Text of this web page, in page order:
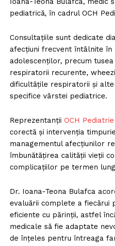
pediatrică, în cadrul OCH
Consultațiile sunt dedicate
afecțiuni frecvent întâlnite în
adolescenților, precum
respiratorii recurente,
dificultățile respiratorii și
specifice vârstei pediatrice.
Reprezentanții OCH Pediatrie
corectă și intervenția
managementul afecțiunilor
îmbunătățirea calității vieții
complicațiilor pe termen
Dr. Ioana-Teona Bulafca
evaluării complete a fiecărui
eficiente cu părinții, astfel
medicale să fie adaptate
de înțeles pentru întreaga